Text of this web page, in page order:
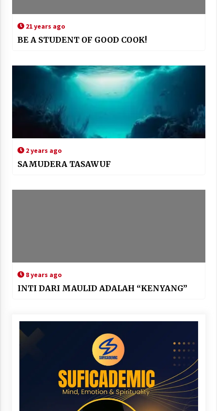
21 years ago
BE A STUDENT OF GOOD COOK!
2 years ago
SAMUDERA TASAWUF
8 years ago
INTI DARI MAULID ADALAH “KENYANG”